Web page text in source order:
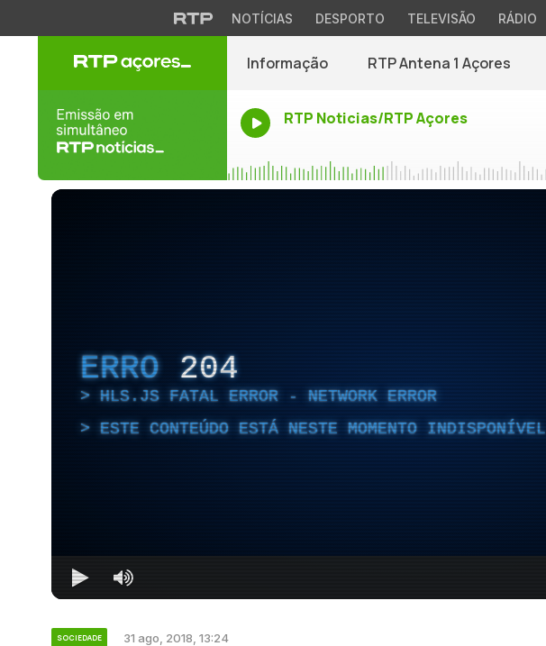
NOTÍCIAS DESPORTO TELEVISÃO RÁDIO
Informação RTP Antena 1 Açores
RTP Noticias/RTP Açores
ERRO 204
HLS.JS FATAL ERROR - NETWORK ERROR
ESTE CONTEÚDO ESTÁ NESTE MOMENTO INDISPONÍVEL
SOCIEDADE 31 ago, 2018, 13:24